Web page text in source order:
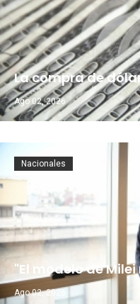
La compra de
Ago 02, 2026
"El modelo de
Ago 02, 2026
Nacionales